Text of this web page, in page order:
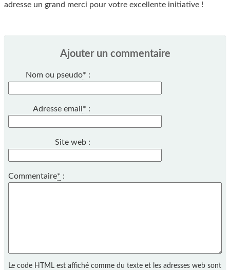
adresse un grand merci pour votre excellente initiative !
Ajouter un commentaire
Nom ou pseudo* :
Adresse email * :
Site web :
Commentaire* :
Le code HTML est affiché comme du texte et les adresses web sont